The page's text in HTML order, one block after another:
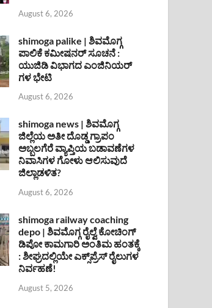
August 6, 2026
shimoga palike | ಶಿವಮೊಗ್ಗ
ಪಾಲಿಕೆ ಕಮೀಷನರ್ ಸೂಚನೆ :
ಯುಜಿಡಿ ವಿಭಾಗದ ಎಂಜಿನಿಯರ್
ಗಳ ಭೇಟಿ
August 6, 2026
shimoga news | ಶಿವಮೊಗ್ಗ
ಜಿಲ್ಲೆಯ ಅತೀ ದೊಡ್ಡ ಗ್ರಾಪಂ
ಅಬ್ಬಲಗೆರೆ ವ್ಯಾಪ್ತಿಯ ಬಡಾವಣೆಗಳ
ನಿವಾಸಿಗಳ ಗೋಳು ಆಲಿಸುವುದೆ
ಜಿಲ್ಲಾಡಳಿತ?
August 6, 2026
shimoga railway coaching
depo | ಶಿವಮೊಗ್ಗ ರೈಲ್ವೆ ಕೋಚಿಂಗ್
ಡಿಪೋ ಕಾಮಗಾರಿ ಅಂತಿಮ ಹಂತಕ್ಕೆ
: ಶೀಘ್ರದಲ್ಲಿಯೇ ಎಕ್ಸ್‌ಪ್ರೆಸ್ ರೈಲುಗಳ
ನಿರ್ವಹಣೆ!
August 5, 2026